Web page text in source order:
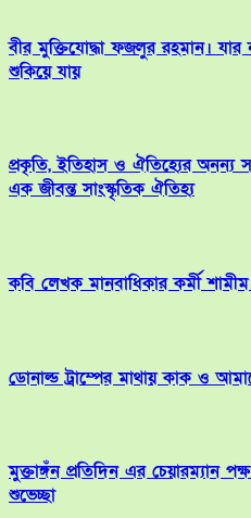
বীর মুক্তিযোদ্ধা ফজলুর রহমান।
শুকিয়ে যায়
প্রকৃতি, ইতিহাস ও ঐতিহ্যের অনন্য
এক জীবন্ত সাংস্কৃতিক ঐতিহ্য
কবি লেখক মানবাধিকার কর্মী
ডোনাল্ড ট্রাম্পের মাথায় কাক ও
মুক্তাঙ্গঁন প্রতিদিন এর
শুভেচ্ছা